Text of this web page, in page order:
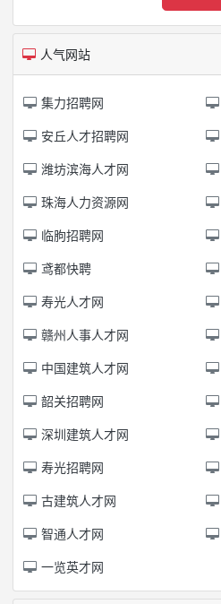
人气网站
集力招聘网
安丘人才招聘网
潍坊滨海人才网
珠海人力资源网
临朐招聘网
鸢都快聘
寿光人才网
赣州人事人才网
中国建筑人才网
韶关招聘网
深圳建筑人才网
寿光招聘网
古建筑人才网
智通人才网
一览英才网